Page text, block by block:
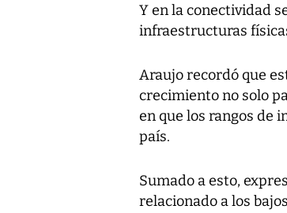
Y en la conectividad
infraestructuras
Araujo recordó que
crecimiento no solo
en que los rangos de
país.
Sumado a esto,
relacionado a los